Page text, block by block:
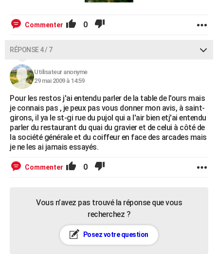
Commenter 0
RÉPONSE 4 / 7
Utilisateur anonyme
29 mai 2009 à 14:59
Pour les restos j'ai entendu parler de la table de l'ours mais
je connais pas , je peux pas vous donner mon avis, à saint-
girons, il ya le st-gi rue du pujol qui a l'air bien etj'ai entendu
parler du restaurant du quai du gravier et de celui à côté de
la société générale et du coiffeur en face des arcades mais
je ne les ai jamais essayés.
Commenter 0
Vous n’avez pas trouvé la réponse que vous
recherchez ?
Posez votre question